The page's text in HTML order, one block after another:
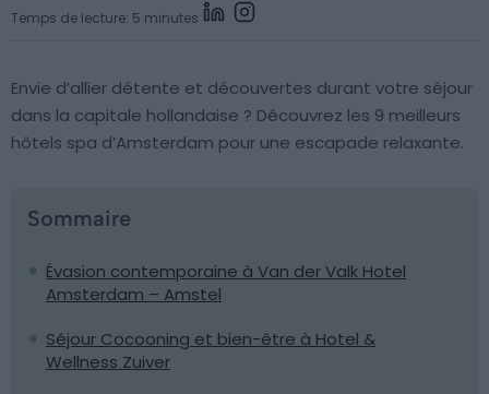
Temps de lecture: 5 minutes
Envie d’allier détente et découvertes durant votre séjour
dans la capitale hollandaise ? Découvrez les 9 meilleurs
hôtels spa d’Amsterdam pour une escapade relaxante.
Sommaire
Évasion contemporaine à Van der Valk Hotel
Amsterdam – Amstel
Séjour Cocooning et bien-être à Hotel &
Wellness Zuiver